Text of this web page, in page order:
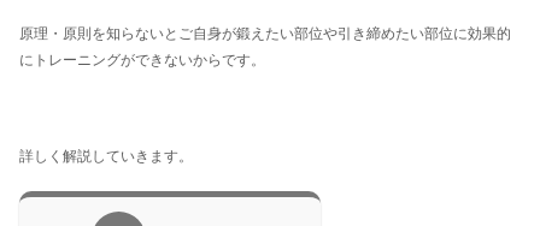
原理・原則を知らないとご自身が鍛えたい部位や引き締めたい部位に効果的
にトレーニングができないからです。
詳しく解説していきます。